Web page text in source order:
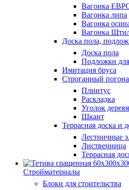
Вагонка
Вагонка липа
Вагонка
Вагонка
Доска пола,
Доска пола
Подложки
Имитация бруса
Строганный
Плинтус
Раскладка
Уголок
Шкант
Террасная доска и
Лестничные
Лиственница
Террасная
Стройматериалы
Блоки для стоительства